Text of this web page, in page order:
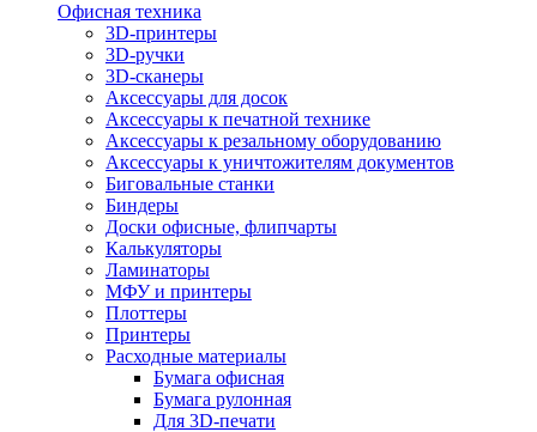
Офисная техника
3D-принтеры
3D-ручки
3D-сканеры
Аксессуары для досок
Аксессуары к печатной технике
Аксессуары к резальному оборудованию
Аксессуары к уничтожителям документов
Биговальные станки
Биндеры
Доски офисные, флипчарты
Калькуляторы
Ламинаторы
МФУ и принтеры
Плоттеры
Принтеры
Расходные материалы
Бумага офисная
Бумага рулонная
Для 3D-печати